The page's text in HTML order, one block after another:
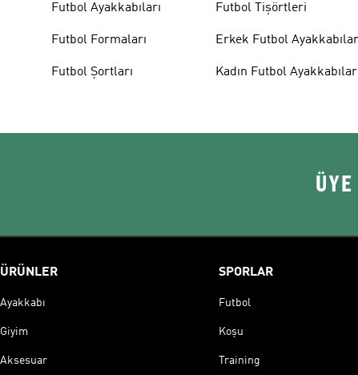
Futbol Ayakkabıları
Futbol Formaları
Futbol Şortları
Futbol Tişörtleri
Erkek Futbol
Kadın Futbol
ÜRÜNLER
Ayakkabı
Giyim
Aksesuar
SPORLAR
Futbol
Koşu
Training